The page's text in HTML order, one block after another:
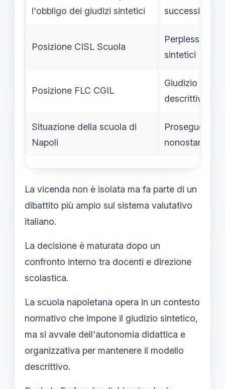
l'obbligo dei giudizi sintetici
successivi
Posizione CISL Scuola
Perplessità
sintetici
Posizione FLC CGIL
Giudizio
descrittivo
Situazione della scuola di
Napoli
Prosegue
nonostante le
La vicenda non è isolata ma fa parte di un
dibattito più ampio sul sistema valutativo
italiano.
La decisione è maturata dopo un
confronto interno tra docenti e direzione
scolastica.
La scuola napoletana opera in un contesto
normativo che impone il giudizio sintetico,
ma si avvale dell'autonomia didattica e
organizzativa per mantenere il modello
descrittivo.